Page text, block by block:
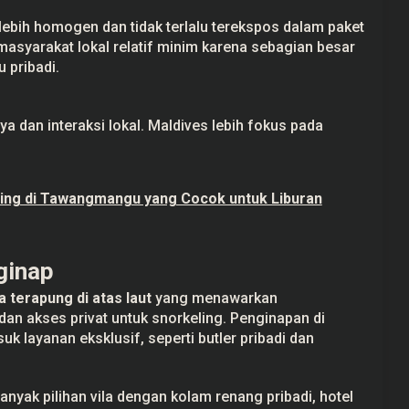
homogen dan tidak terlalu terekspos dalam paket
lokal relatif minim karena sebagian besar
pribadi.
dan interaksi lokal. Maldives lebih fokus pada
di Tawangmangu yang Cocok untuk Liburan
terapung di atas lautyang menawarkan
akses privat untuk snorkeling. Penginapan di
layanan eksklusif, seperti butler pribadi dan
pilihan vila dengan kolam renang pribadi, hotel